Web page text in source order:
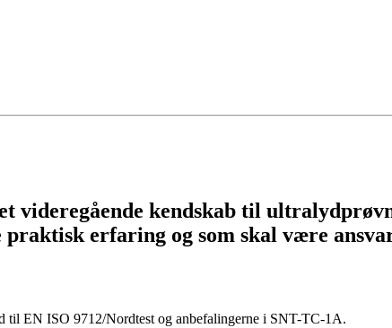
videregående kendskab til
praktisk erfaring og som skal være
EN ISO 9712/Nordtest og anbefalingerne i SNT-TC-1A.